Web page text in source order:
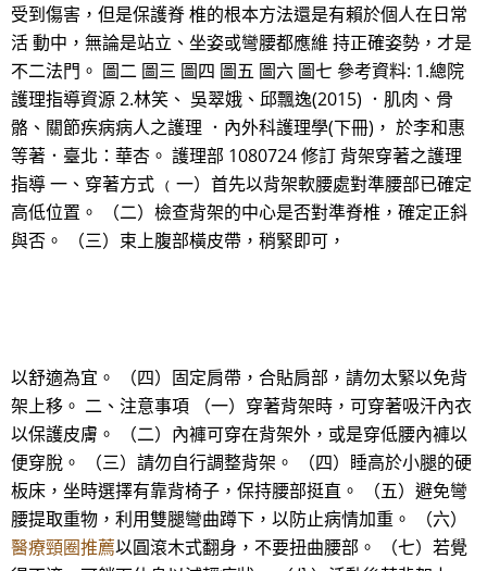
受到傷害，但是保護脊 椎的根本方法還是有賴於個人在日常
活 動中，無論是站立、坐姿或彎腰都應維 持正確姿勢，才是
不二法門。 圖二 圖三 圖四 圖五 圖六 圖七 參考資料: 1.總院
護理指導資源 2.林笑、 吳翠娥、邱飄逸(2015) ．肌肉、骨
骼、關節疾病病人之護理 ．內外科護理學(下冊)， 於李和惠
等著．臺北：華杏。 護理部 1080724 修訂 背架穿著之護理
指導 一、穿著方式 ﹙一）首先以背架軟腰處對準腰部已確定
高低位置。 （二）檢查背架的中心是否對準脊椎，確定正斜
與否。 （三）束上腹部橫皮帶，稍緊即可，
以舒適為宜。 （四）固定肩帶，合貼肩部，請勿太緊以免背
架上移。 二、注意事項 （一）穿著背架時，可穿著吸汗內衣
以保護皮膚。 （二）內褲可穿在背架外，或是穿低腰內褲以
便穿脫。 （三）請勿自行調整背架。 （四）睡高於小腿的硬
板床，坐時選擇有靠背椅子，保持腰部挺直。 （五）避免彎
腰提取重物，利用雙腿彎曲蹲下，以防止病情加重。 （六）
醫療頸圈推薦以圓滾木式翻身，不要扭曲腰部。 （七）若覺